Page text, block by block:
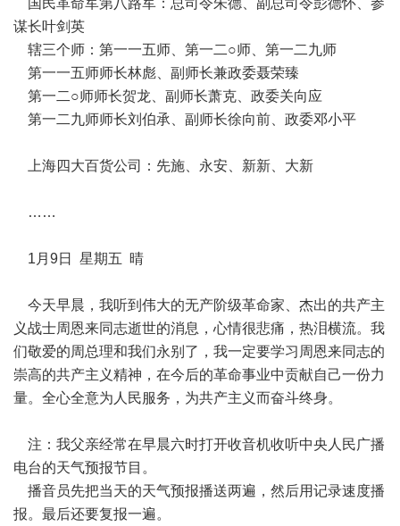
国民革命军第八路军：总司令朱德、副总司令彭德怀、参
谋长叶剑英
辖三个师：第一一五师、第一二○师、第一二九师
第一一五师师长林彪、副师长兼政委聂荣臻
第一二○师师长贺龙、副师长萧克、政委关向应
第一二九师师长刘伯承、副师长徐向前、政委邓小平
上海四大百货公司：先施、永安、新新、大新
……
1月9日 星期五 晴
今天早晨，我听到伟大的无产阶级革命家、杰出的共产主
义战士周恩来同志逝世的消息，心情很悲痛，热泪横流。我
们敬爱的周总理和我们永别了，我一定要学习周恩来同志的
崇高的共产主义精神，在今后的革命事业中贡献自己一份力
量。全心全意为人民服务，为共产主义而奋斗终身。
注：我父亲经常在早晨六时打开收音机收听中央人民广播
电台的天气预报节目。
播音员先把当天的天气预报播送两遍，然后用记录速度播
报。最后还要复报一遍。